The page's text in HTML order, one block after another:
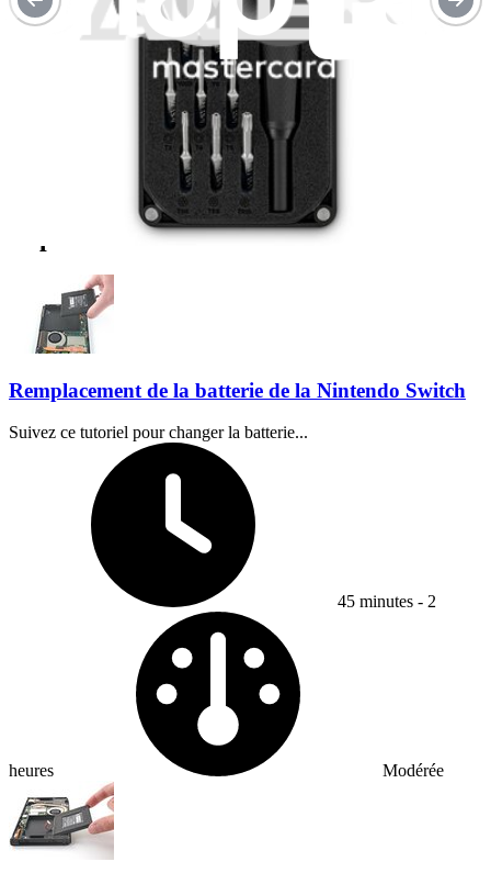
Replacement Guides
Remplacement de la batterie de la Nintendo Switch
Suivez ce tutoriel pour changer la batterie...
45 minutes - 2
heures Modérée